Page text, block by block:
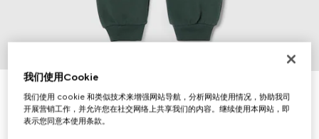
儿童棉质慢跑长裤
£225
我们使用Cookie
我们使用 cookie 和类似技术来增强网站导航，分析网站使用情况，协助我司
开展营销工作，并允许您在社交网络上共享我们的内容。继续使用本网站，即
表示您同意本使用条款。